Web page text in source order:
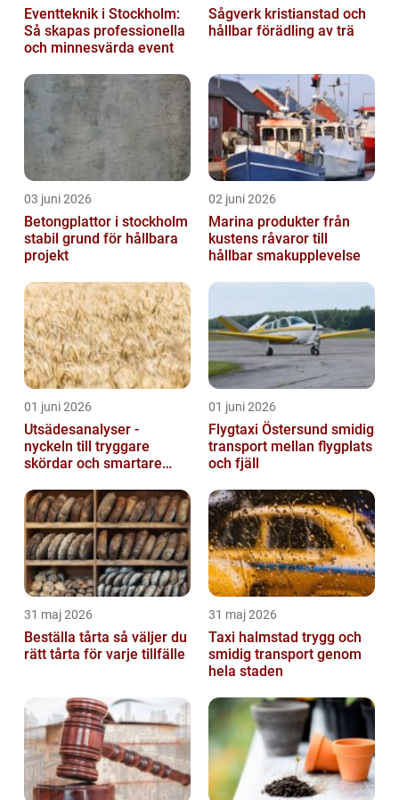
Eventteknik i Stockholm:
Så skapas professionella
och minnesvärda event
Sågverk kristianstad och
hållbar förädling av trä
03 juni 2026
Betongplattor i stockholm
stabil grund för hållbara
projekt
02 juni 2026
Marina produkter från
kustens råvaror till
hållbar smakupplevelse
01 juni 2026
Utsädesanalyser -
nyckeln till tryggare
skördar och smartare
01 juni 2026
Flygtaxi Östersund smidig
transport mellan flygplats
och fjäll
31 maj 2026
Beställa tårta så väljer du
rätt tårta för varje tillfälle
31 maj 2026
Taxi halmstad trygg och
smidig transport genom
hela staden